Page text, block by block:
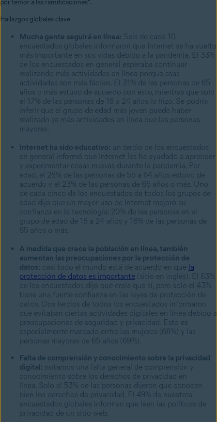
por temor a las ramificaciones".
Hallazgos globales clave
Mucha gente seguirá en línea: Seis de cada 10
encuestados globales informaron que Internet se ha vuelto
más importante en sus vidas debido a la pandemia. El 33%
de los encuestados en general esperaba continuar
realizando más actividades en línea porque esas
actividades son más fáciles. El 31% de las personas de 65
años o más estuvo de acuerdo con esto, mientras que solo
el 17% de las personas de 18 a 24 años lo hizo. Se podría
inferir que el grupo de edad más joven puede haber
realizado ya más actividades en línea que las personas
mayores.
Internet ha sido educativo: un tercio de los encuestados
en general informó que Internet les ha ayudado a aprender
y experimentar cosas nuevas durante la pandemia. Por
edad, el 28% de las personas de 55 a 64 años estuvo de
acuerdo y el 23% de las personas de 65 años o más. Uno
de cada cinco de los encuestados de todos los grupos de
edad dijo que un mayor uso de Internet mejoró su
confianza en la tecnología; 20% de las personas en el
grupo de edad de 18 a 24 años y 18% de las personas de
65 años o más.
A medida que crece la población en línea, también
aumentan las preocupaciones por la protección de
datos: casi todo el mundo está de acuerdo en que la
protección de datos es importante (sitio en inglés). El 83%
de los encuestados dijo que creía que sí, pero solo el 43%
tiene una fuerte confianza en las leyes de protección de
datos. Dos tercios de todos los encuestados informaron
que evitaban ciertas actividades digitales en línea debido a
preocupaciones de seguridad y privacidad. Esto es
especialmente marcado entre las mujeres (68%) y las
personas mayores de 65 años (69%).
Falta de comprensión y conocimiento sobre la privacidad
digital: notamos una falta general de comprensión y
conocimiento sobre los derechos de privacidad en
línea. Solo el 53% de las personas dijeron que conocen
bien los derechos de privacidad. El 49% de nuestros
encuestados globales informan que leen las políticas de
privacidad de un sitio web.